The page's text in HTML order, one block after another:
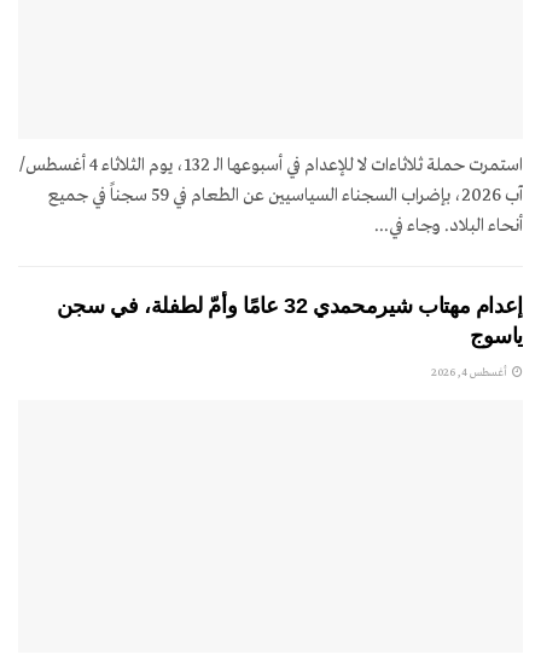
استمرت حملة ثلاثاءات لا للإعدام في أسبوعها الـ 132، يوم الثلاثاء 4 أغسطس/
آب 2026، بإضراب السجناء السياسيين عن الطعام في 59 سجناً في جميع
أنحاء البلاد. وجاء في...
إعدام مهتاب شيرمحمدي 32 عامًا وأمّ لطفلة، في سجن
ياسوج
أغسطس 4, 2026